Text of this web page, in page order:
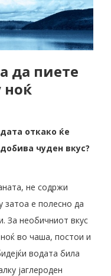
да пиете
ноќ
откако ќе
чуден вкус?
не содржи
затоа е полесно да
За необичниот вкус
во чаша, постои и
водата била
јаглероден